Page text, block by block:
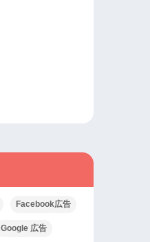
Facebook広告
Google 広告